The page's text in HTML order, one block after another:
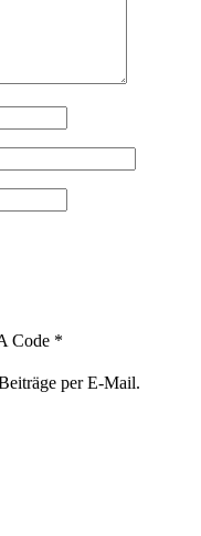
Code *
per E-Mail.